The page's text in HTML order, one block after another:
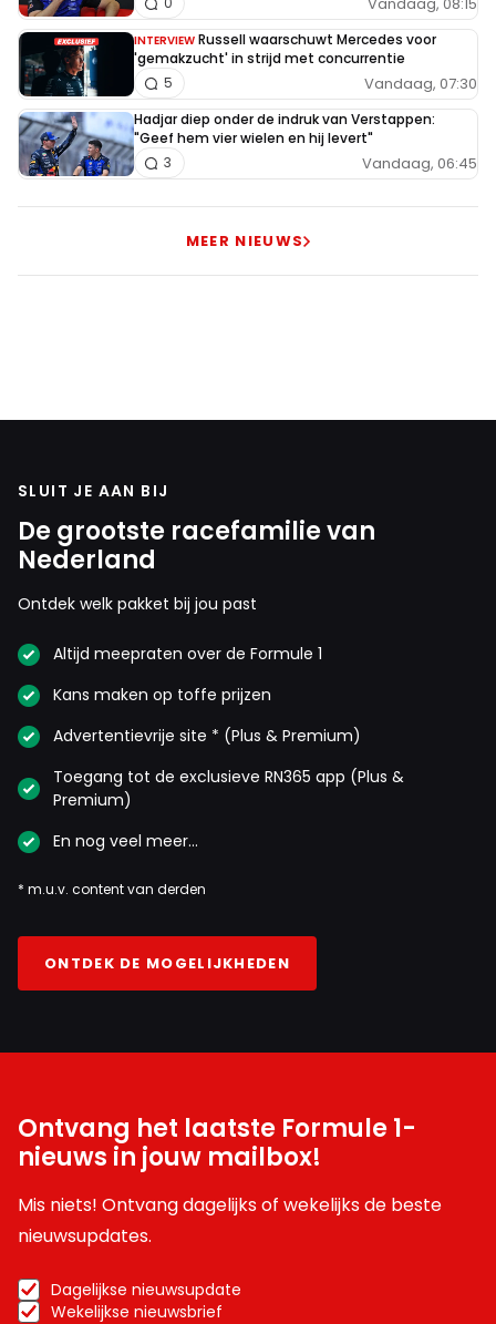
INTERVIEW Russell waarschuwt Mercedes voor
'gemakzucht' in strijd met concurrentie
Vandaag, 07:30
5
Hadjar diep onder de indruk van Verstappen:
"Geef hem vier wielen en hij levert"
Vandaag, 06:45
3
MEER NIEUWS
SLUIT JE AAN BIJ
De grootste racefamilie van
Nederland
Ontdek welk pakket bij jou past
Altijd meepraten over de Formule 1
Kans maken op toffe prijzen
Advertentievrije site * (Plus & Premium)
Toegang tot de exclusieve RN365 app (Plus &
Premium)
En nog veel meer…
* m.u.v. content van derden
ONTDEK DE MOGELIJKHEDEN
Ontvang het laatste Formule 1-
nieuws in jouw mailbox!
Mis niets! Ontvang dagelijks of wekelijks de beste
nieuwsupdates.
Dagelijkse nieuwsupdate
Wekelijkse nieuwsbrief